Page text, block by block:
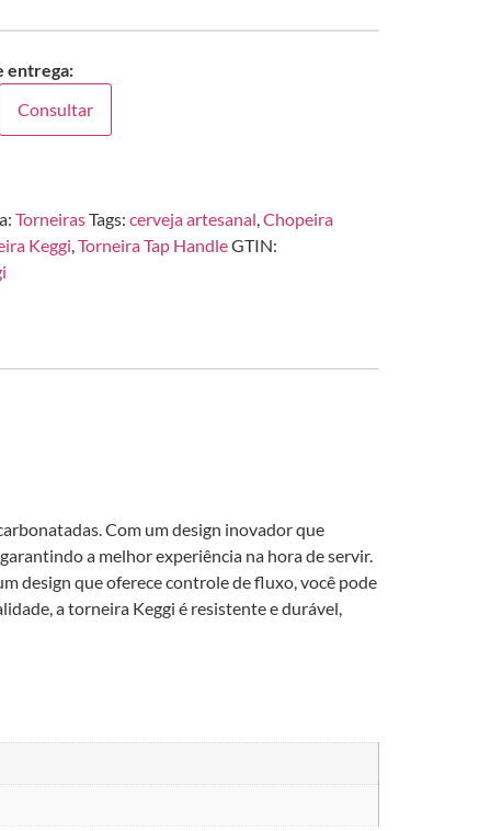
entrega:
Consultar
TorneirasTags: cerveja artesanal,Chopeira
Keggi,Torneira Tap HandleGTIN:
Com um design inovador que
a melhor experiência na hora de servir.
design que oferece controle de fluxo, você pode
a torneira Keggi é resistente e durável,